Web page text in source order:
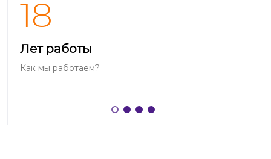
Если Android не работает или телефон не загружается,
то подключите зарядное устройство к телефону и
отпустите кнопку. На некоторых телефонах HTC
18
Лет работы
Как мы работаем?